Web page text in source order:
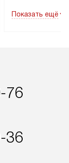
коммуникациям.
подключения к
определяется в
Показать ещё
76
36